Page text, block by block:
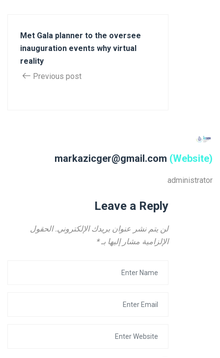
Met Gala planner to the oversee
inauguration events why virtual
reality
Previous post
markazicger@gmail.com (Website)
administrator
Leave a Reply
لن يتم نشر عنوان بريدك الإلكتروني. الحقول
الإلزامية مشار إليها بـ*